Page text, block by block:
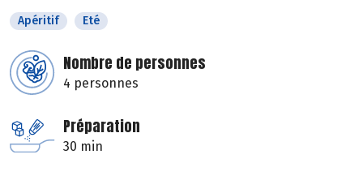
Apéritif Eté
Nombre de personnes
4 personnes
Préparation
30 min